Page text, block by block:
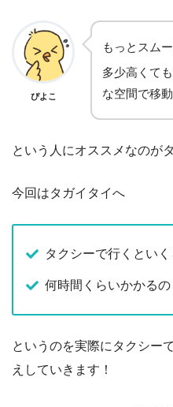
ぴよこ
もっとスム
多少高くて
な空間で移
という人にオススメなのが
今回はタガイタイへ
タクシーで行くといく
何時間くらいかかるの
というのを実際にタクシー
えしていきます！